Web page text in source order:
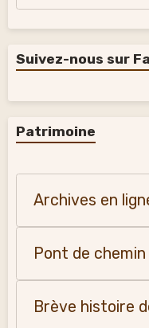
Suivez-nous sur
Patrimoine
Archives en
Pont de
Brève histoire